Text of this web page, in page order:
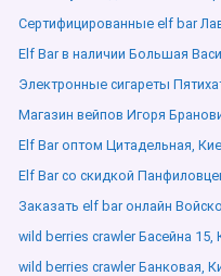
Сертифицированные elf bar
Elf Bar в наличии Большая
Электронные сигареты
Магазин вейпов Игоря
Elf Bar оптом Цитадельная,
Elf Bar со скидкой
Заказать elf bar онлайн
wild berries crawler Басейна 15,
wild berries crawler Банковая,